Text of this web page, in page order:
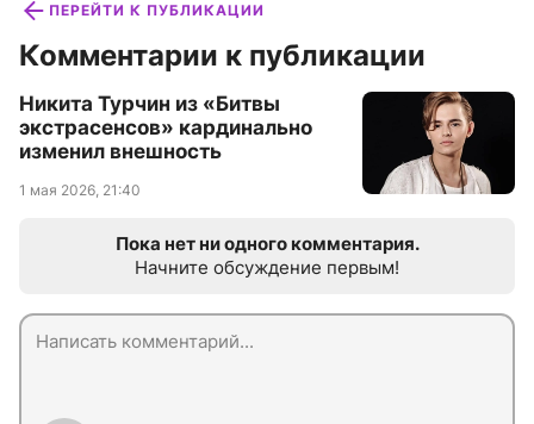
ПЕРЕЙТИ К ПУБЛИКАЦИИ
Комментарии к публикации
Никита Турчин из «Битвы
экстрасенсов» кардинально
изменил внешность
1 мая 2026, 21:40
Пока нет ни одного комментария.
Начните обсуждение первым!